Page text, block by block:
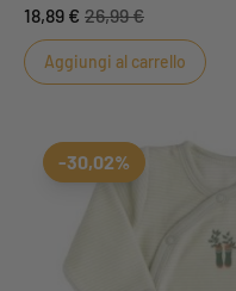
colletto Botanica per neonati
quadretti nudi, classica e chic.
18,89 € 26,99 €
Aggiungi al carrello
-30,02%